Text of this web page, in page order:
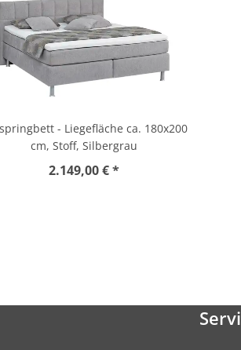
- Liegefläche ca. 180x200
cm, Stoff, Silbergrau
2.149,00 € *